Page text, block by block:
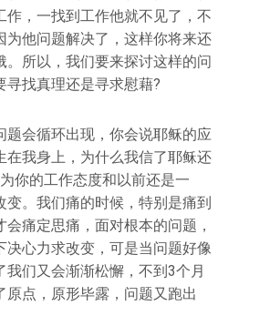
作，一找到工作他就不见了，不
为他问题解决了，这样你将来还
。所以，我们要来探讨这样的问
寻找真理还是寻求慰藉?
题会循环出现，你会说耶稣的应
在我身上，为什么我信了耶稣还
你的工作态度和以前还是一
变。我们痛的时候，特别是痛到
会痛定思痛，面对根本的问题，
决心力求改变，可是当问题好像
我们又会渐渐松懈，不到3个月
原点，原形毕露，问题又跑出